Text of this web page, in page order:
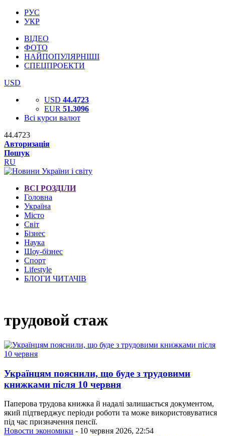
РУС
УКР
ВІДЕО
ФОТО
НАЙПОПУЛЯРНІШІ
СПЕЦПРОЕКТИ
USD
USD 44.4723
EUR 51.3096
Всі курси валют
44.4723
Авторизація
Пошук
RU
ВСІ РОЗДІЛИ
Головна
Україна
Місто
Світ
Бізнес
Наука
Шоу-бізнес
Спорт
Lifestyle
БЛОГИ ЧИТАЧІВ
трудовой стаж
Українцям пояснили, що буде з трудовими
книжками після 10 червня
Паперова трудова книжка й надалі залишається документом,
який підтверджує періоди роботи та може використовуватися
під час призначення пенсії.
Новости экономики - 10 червня 2026, 22:54